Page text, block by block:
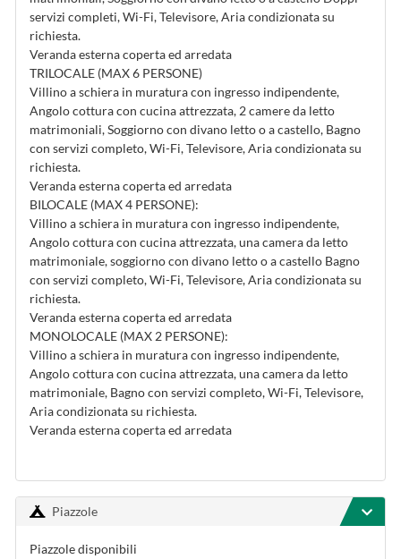
servizi completi, Wi-Fi, Televisore, Aria condizionata su
richiesta.
Veranda esterna coperta ed arredata
TRILOCALE (MAX 6 PERSONE)
Villino a schiera in muratura con ingresso indipendente,
Angolo cottura con cucina attrezzata, 2 camere da letto
matrimoniali, Soggiorno con divano letto o a castello, Bagno
con servizi completo, Wi-Fi, Televisore, Aria condizionata su
richiesta.
Veranda esterna coperta ed arredata
BILOCALE (MAX 4 PERSONE):
Villino a schiera in muratura con ingresso indipendente,
Angolo cottura con cucina attrezzata, una camera da letto
matrimoniale, soggiorno con divano letto o a castello Bagno
con servizi completo, Wi-Fi, Televisore, Aria condizionata su
richiesta.
Veranda esterna coperta ed arredata
MONOLOCALE (MAX 2 PERSONE):
Villino a schiera in muratura con ingresso indipendente,
Angolo cottura con cucina attrezzata, una camera da letto
matrimoniale, Bagno con servizi completo, Wi-Fi, Televisore,
Aria condizionata su richiesta.
Veranda esterna coperta ed arredata
Piazzole
Piazzole disponibili